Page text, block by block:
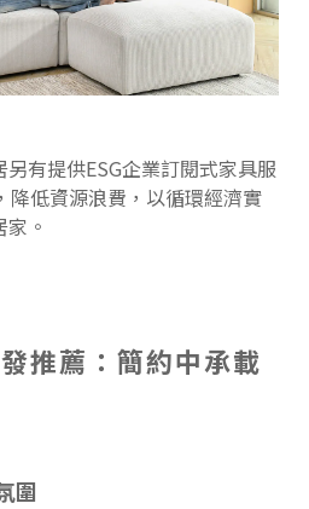
另有提供ESG企業訂閱式家具服
降低資源浪費，以循環經濟實
。
推薦：簡約中承載
圍